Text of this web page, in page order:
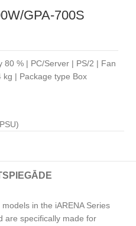
GPA-700S
80 % | PC/Server | PS/2 | Fan
| Package type Box
PIEGĀDE
in the iARENA Series
are specifically made for